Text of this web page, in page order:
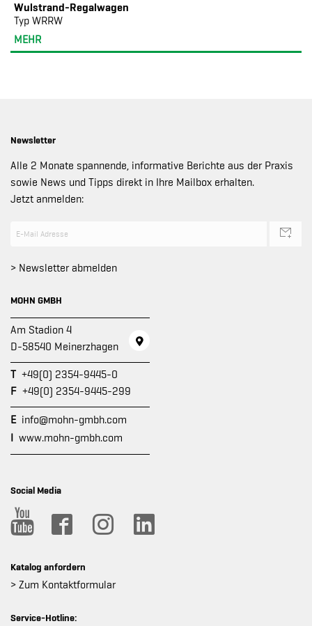
Wulstrand-Regalwagen
Typ WRRW
MEHR
Newsletter
Alle 2 Monate spannende, informative Berichte aus der Praxis
sowie News und Tipps direkt in Ihre Mailbox erhalten.
Jetzt anmelden:
> Newsletter abmelden
MOHN GMBH
Am Stadion 4
D-58540 Meinerzhagen
T +49(0) 2354-9445-0
F +49(0) 2354-9445-299
E info@mohn-gmbh.com
I www.mohn-gmbh.com
Social Media
Katalog anfordern
> Zum Kontaktformular
Service-Hotline: